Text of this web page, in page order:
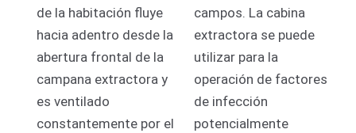
de la habitación fluye
hacia adentro desde la
abertura frontal de la
campana extractora y
es ventilado
constantemente por el
campos. La cabina
extractora se puede
utilizar para la
operación de factores
de infección
potencialmente